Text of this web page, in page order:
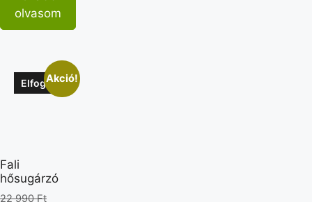
olvasom
Akció!
Elfogyott
Fali
hősugárzó
22 990Ft